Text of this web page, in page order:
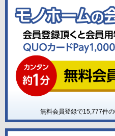
無料会員登録で15,777件